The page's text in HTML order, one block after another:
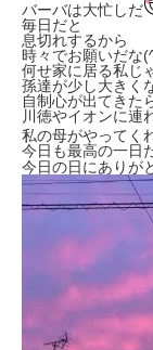
バーバは大忙しだ
毎日だと
息切れするから
時々でお願いだ
何せ家に居る私じ
孫達が少し大きく
自制心が出てきた
川徳やイオンに連
私の母がやってく
今日も最高の一日
今日の日にありが